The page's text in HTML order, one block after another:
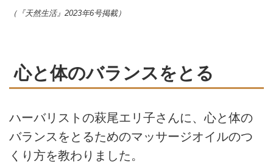
（『天然生活』2023年6号掲載）
心と体のバランスをとる
ハーバリストの萩尾エリ子さんに、心と体の
バランスをとるためのマッサージオイルのつ
くり方を教わりました。